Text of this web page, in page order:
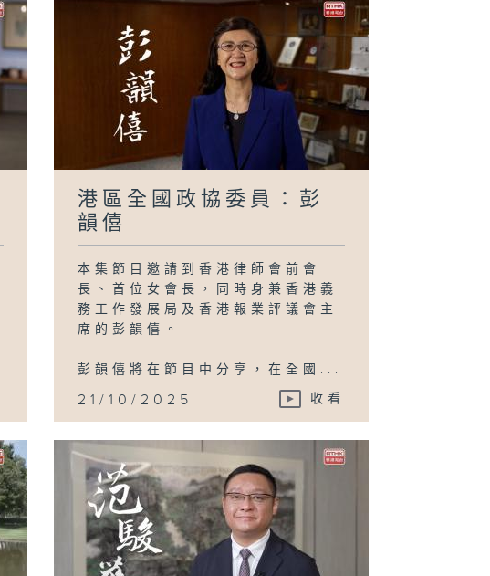
港區全國政協委員：彭
韻僖
本集節目邀請到香港律師會前會
長、首位女會長，同時身兼香港義
務工作發展局及香港報業評議會主
席的彭韻僖。
彭韻僖將在節目中分享，在全國...
21/10/2025 收看